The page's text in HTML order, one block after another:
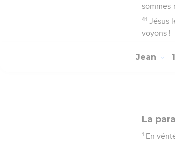
sommes-
41 Jésus
voyons !
Jean
La
1 En